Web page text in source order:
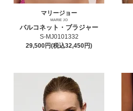
マリージョー
MARIE JO
バルコネット・ブラジャー
S-MJ0101332
29,500円(税込32,450円)